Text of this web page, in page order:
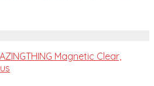
Magnetic Clear,